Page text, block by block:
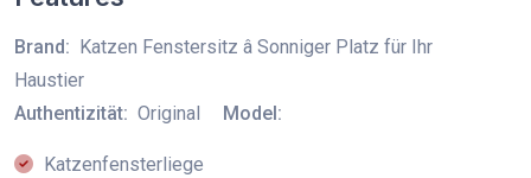
Brand: Katzen Fenstersitz â Sonniger Platz für Ihr
Haustier
Authentizität: Original Model:
Katzenfensterliege